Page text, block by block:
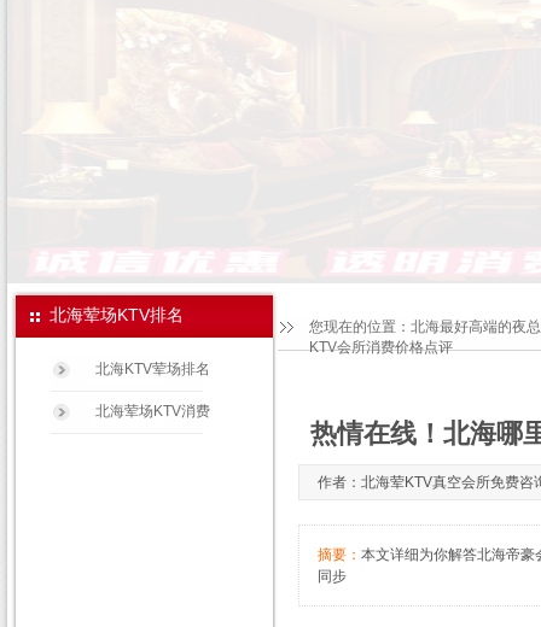
您现在的位置： 北海最好高端的夜
KTV会所消费价格点评
北海荤场KTV排名
北海KTV荤场排名
北海荤场KTV消费
热情在线！北海哪
作者：北海荤KTV真空会所免费
摘要： 本文详细为你解答北海帝
同步